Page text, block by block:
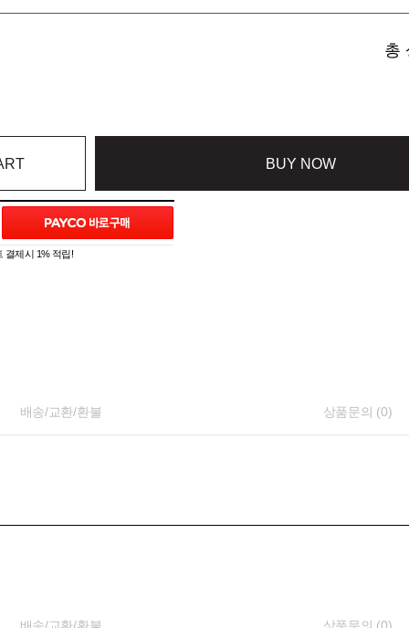
총
BUY NOW
결제시 1% 적립!
배송/교환/환불 상품문의 (0)